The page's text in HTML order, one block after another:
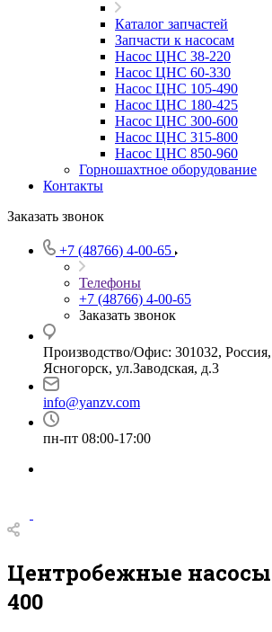
Каталог запчастей
Запчасти к насосам
Насос ЦНС 38-220
Насос ЦНС 60-330
Насос ЦНС 105-490
Насос ЦНС 180-425
Насос ЦНС 300-600
Насос ЦНС 315-800
Насос ЦНС 850-960
Горношахтное оборудование
Контакты
Заказать звонок
+7 (48766) 4-00-65
Телефоны
+7 (48766) 4-00-65
Заказать звонок
Производство/Офис: 301032, Россия,
Ясногорск, ул.Заводская, д.3
info@yanzv.com
пн-пт 08:00-17:00
Центробежные
400